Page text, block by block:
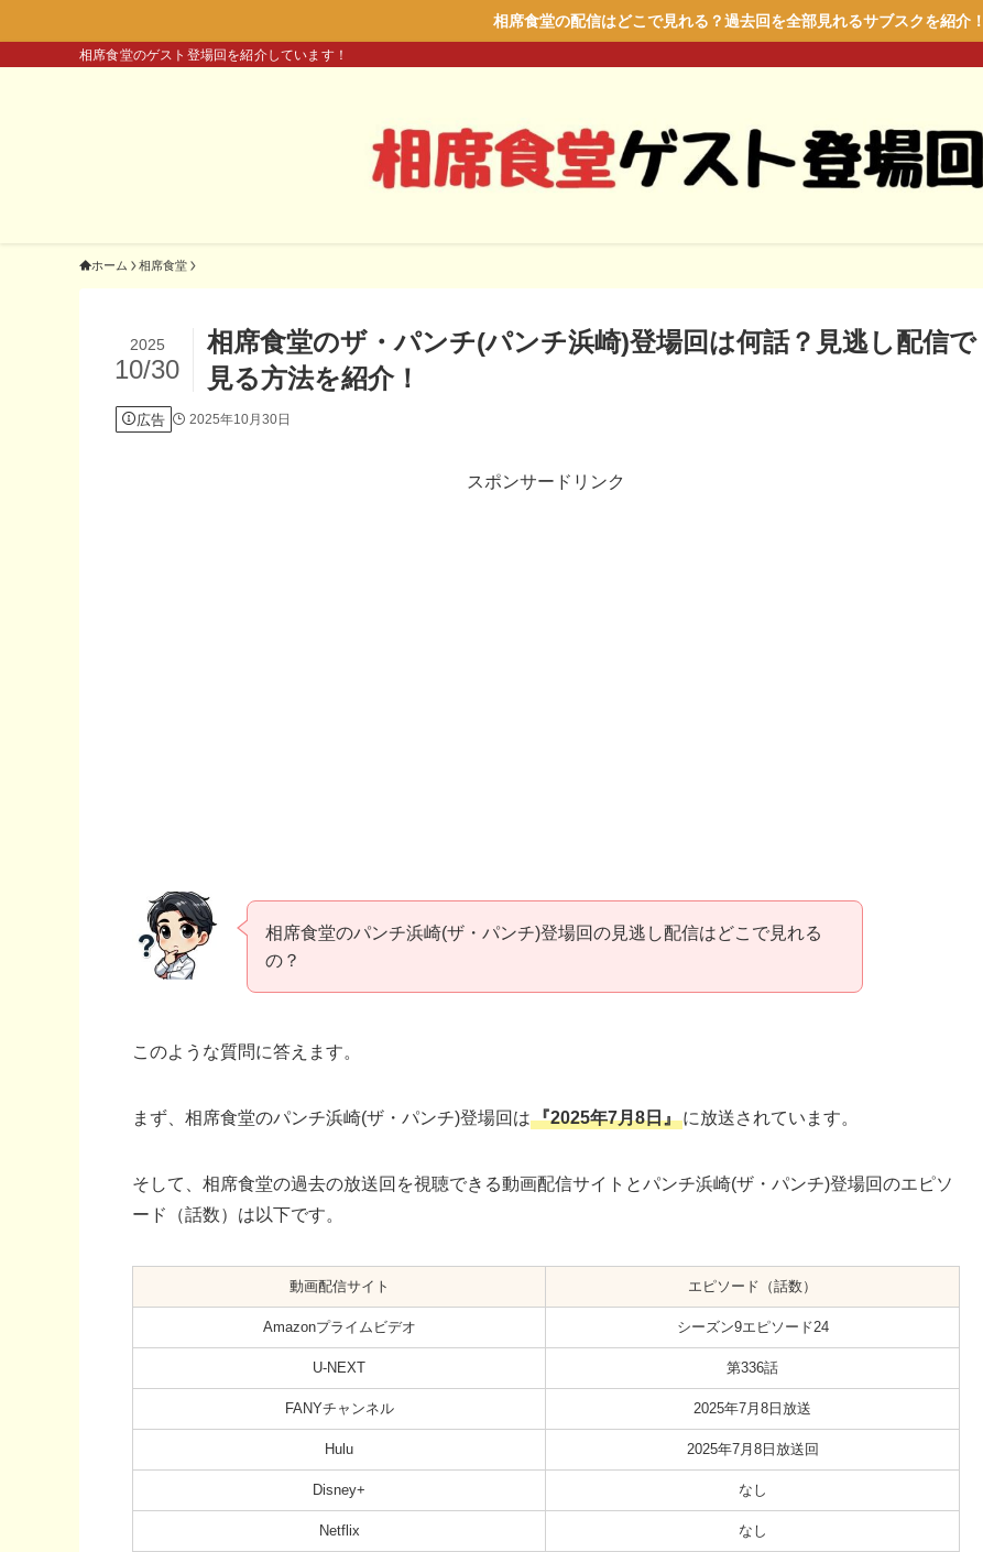
相席食堂の配信はどこで見れる？過去回を全部見れるサブスクを紹介！
相席食堂のゲスト登場回を紹介しています！
ホーム 相席食堂
相席食堂のザ・パンチ(パンチ浜崎)登場回は何話？見逃し配信で
見る方法を紹介！
2025
10/30
広告 2025年10月30日
スポンサードリンク
相席食堂のパンチ浜崎(ザ・パンチ)登場回の見逃し配信はどこで見れる
の？
このような質問に答えます。
まず、相席食堂のパンチ浜崎(ザ・パンチ)登場回は『2025年7月8日』に放送されています。
そして、相席食堂の過去の放送回を視聴できる動画配信サイトとパンチ浜崎(ザ・パンチ)登場回のエピソ
ード（話数）は以下です。
動画配信サイト エピソード（話数）
Amazonプライムビデオ シーズン9エピソード24
U-NEXT 第336話
FANYチャンネル 2025年7月8日放送
Hulu 2025年7月8日放送回
Disney+ なし
Netflix なし